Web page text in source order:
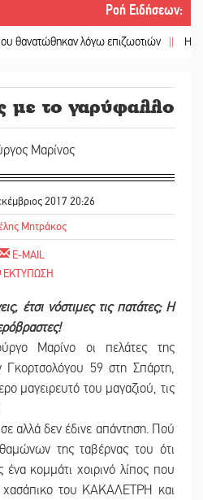
Ροή Ειδήσεων:
λόγω επιζωοτιών || Η ψυχολογία
με το γαρύφαλλο
Μαρίνος
2017 20:26
Μητράκος
E-MAIL
ΕΚΤΥΠΩΣΗ
έτσι νόστιμες τις πατάτες; Η
Μαρίνο οι πελάτες της
Γκορτσολόγου 59 στη Σπάρτη,
μαγειρευτό του μαγαζιού, τις
αλλά δεν έδινε απάντηση. Πού
της ταβέρνας του ότι
ένα κομμάτι χοιρινό λίπος που
χασάπικο του ΚΑΚΑΛΕΤΡΗ και